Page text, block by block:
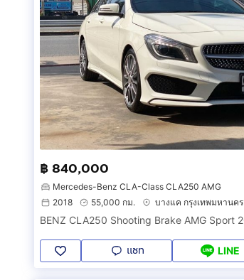
฿ 840,000
Mercedes-Benz CLA-Class CLA250 AMG
2018
55,000 กม. บางแค กรุงเทพมหานคร
แชท LINE